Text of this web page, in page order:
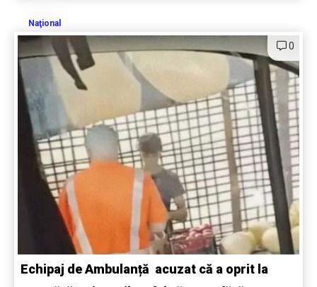
Naţional
0
Echipaj de Ambulanță acuzat că a oprit la